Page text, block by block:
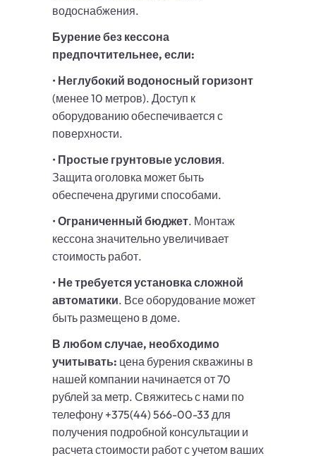
водоснабжения.
Бурение без кессона
предпочтительнее, если:
• Неглубокий водоносный горизонт
(менее 10 метров). Доступ к
оборудованию обеспечивается с
поверхности.
• Простые грунтовые условия.
Защита оголовка может быть
обеспечена другими способами.
• Ограниченный бюджет. Монтаж
кессона значительно увеличивает
стоимость работ.
• Не требуется установка сложной
автоматики. Все оборудование может
быть размещено в доме.
В любом случае, необходимо
учитывать: цена бурения скважины в
нашей компании начинается от 70
рублей за метр. Свяжитесь с нами по
телефону +375(44) 566-00-33 для
получения подробной консультации и
расчета стоимости работ с учетом ваших